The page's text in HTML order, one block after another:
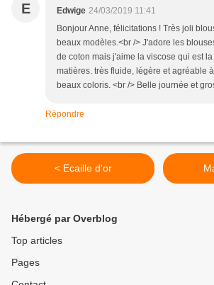
E Edwige 24/03/2019 11:41
Bonjour Anne, félicitations ! Très joli
beaux modèles.<br /> J'adore les
de coton mais j'aime la viscose qui est
matières. très fluide, légère et agréable
beaux coloris. <br /> Belle journée et
Répondre
< Ecaille d'or
Hébergé par Overblog
Top articles
Pages